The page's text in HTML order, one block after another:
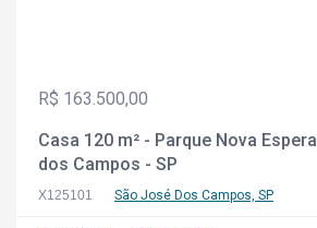
R$ 163.500,00
Casa 120 m² - Parque Nova
dos Campos - SP
X125101 São José Dos Campos, SP